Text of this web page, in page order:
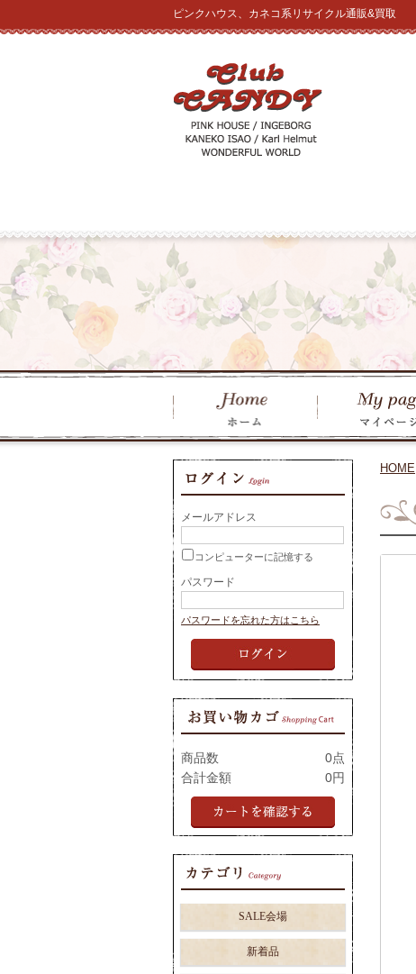
ピンクハウス、カネコ系リサイクル通販&買取
HOME
メールアドレス
コンピューターに記憶する
パスワード
パスワードを忘れた方はこちら
商品数
0点
合計金額
0円
SALE会場
新着品